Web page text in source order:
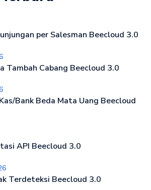
per Salesman Beecloud 3.0
Tambah Cabang Beecloud 3.0
Bank Beda Mata Uang Beecloud
API Beecloud 3.0
Terdeteksi Beecloud 3.0